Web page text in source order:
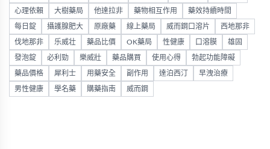
心理依賴 大樹藥局 他達拉非 藥物相互作用 藥效持續時間
每日錠 攝護腺肥大 原廠藥 線上藥局 威而鋼口溶片 西地那非
伐地那非 乐威壮 藥品比價 OK藥局 性健康 口溶膜 雄固
發泡錠 必利勁 樂威壯 藥品購買 使用心得 勃起功能障礙
藥品價格 犀利士 用藥安全 副作用 達泊西汀 早洩治療
男性健康 學名藥 購藥指南 威而鋼